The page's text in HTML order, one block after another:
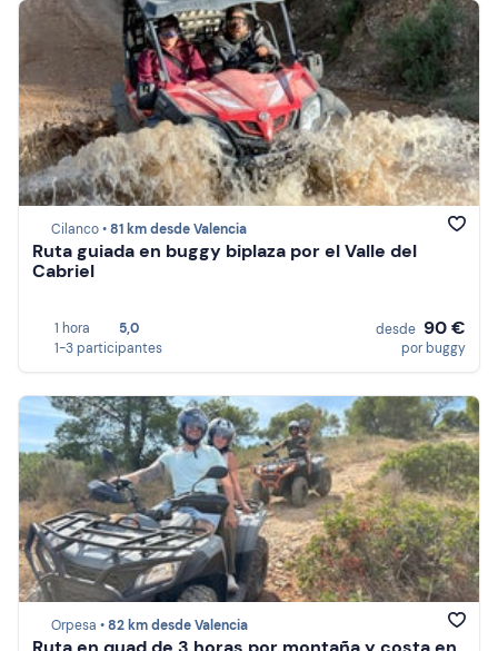
Cilanco •81 km desde Valencia
Ruta guiada en buggy biplaza por el Valle del
Cabriel
1 hora
5,0
1-3 participantes
desde 90 €
por buggy
Orpesa •82 km desde Valencia